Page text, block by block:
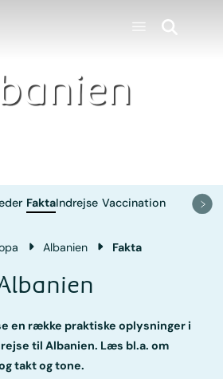
FaktaIndrejse Vaccination
Albanien Fakta
en række praktiske oplysninger i
til Albanien. Læs bl.a. om
takt og tone.